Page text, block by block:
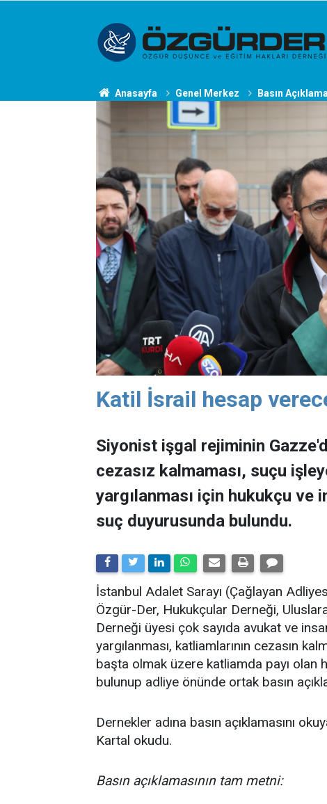
Anasayfa Genel Merkez Basın
Katil İsrail hesap
Siyonist işgal rejiminin
cezasız kalmaması, suçu
yargılanması için hukukçu ve
suç duyurusunda bulundu.
İstanbul Adalet Sarayı (Çağlayan
Özgür-Der, Hukukçular Derneği,
Derneği üyesi çok sayıda avukat ve
yargılanması, katliamlarının cezasın
başta olmak üzere katliamda payı olan
bulunup adliye önünde ortak basın
Dernekler adına basın açıklamasını
Kartal okudu.
Basın açıklamasının tam metni: